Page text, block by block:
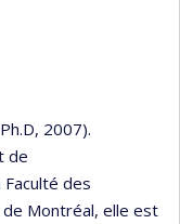
2007).
de
des
de Montréal, elle est